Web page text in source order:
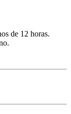
de 12 horas.